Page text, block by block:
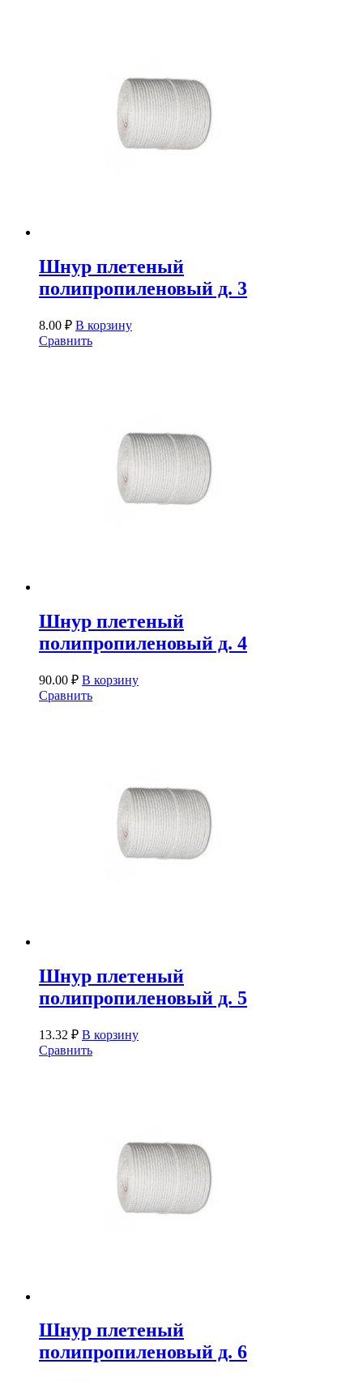
Шнур плетеный
полипропиленовый д. 3
8.00 ₽ В корзину
Сравнить
Шнур плетеный
полипропиленовый д. 4
90.00 ₽ В корзину
Сравнить
Шнур плетеный
полипропиленовый д. 5
13.32 ₽ В корзину
Сравнить
Шнур плетеный
полипропиленовый д. 6